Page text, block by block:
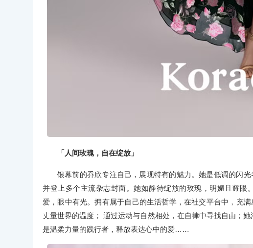
「人间玫瑰，自在绽放」
银幕前的乔欣专注自己，展现特有的魅力。她是低调的闪
并登上多个主流杂志封面。她如静待绽放的玫瑰，明媚且耀
爱，眼中有光。拥有属于自己的生活哲学，在社交平台中，充
丈量世界的温度； 通过运动与自然相处，在自律中寻找自由；她
是温柔力量的践行者，释放表达心中的爱……